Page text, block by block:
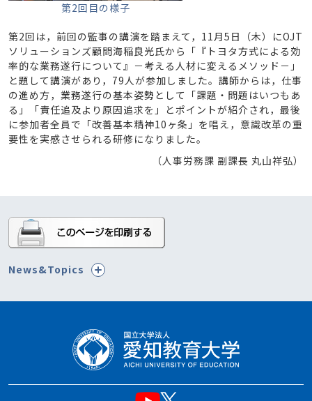
第2回目の様子
第2回は，前回の監事の講演を踏まえて，11月5日（木）にOJT
ソリューションズ顧問海稲良光氏から「『トヨタ方式による効
率的な業務遂行について』－考える人材に変えるメソッド－」
と題して講演があり，79人が参加しました。講師からは，仕事
の進め方，業務遂行の基本姿勢として「課題・問題はいつもあ
る」「責任追及より原因追求を」とポイントが紹介され，最後
に参加者全員で「改善基本精神10ヶ条」を唱え，意識改革の重
要性を実感させられる研修になりました。
（人事労務課 副課長 丸山祥弘）
News&Topics